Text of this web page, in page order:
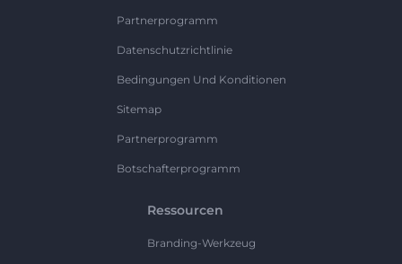
Partnerprogramm
Datenschutzrichtlinie
Bedingungen Und Konditionen
Sitemap
Partnerprogramm
Botschafterprogramm
Ressourcen
Branding-Werkzeug